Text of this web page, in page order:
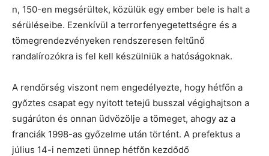
n, 150-en megsérültek, közülük egy ember bele is halt a
sérüléseibe. Ezenkívül a terrorfenyegetettségre és a
tömegrendezvényeken rendszeresen feltűnő
randalírozókra is fel kell készülniük a hatóságoknak.
A rendőrség viszont nem engedélyezte, hogy hétfőn a
győztes csapat egy nyitott tetejű busszal végighajtson a
sugárúton és onnan üdvözölje a tömeget, ahogy az a
franciák 1998-as győzelme után történt. A prefektus a
július 14-i nemzeti ünnep hétfőn kezdődő